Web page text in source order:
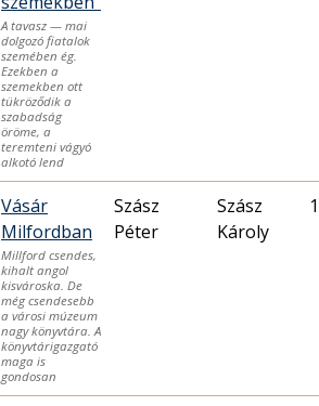
A tavasz — mai
dolgozó fiatalok
szemében ég.
Ezekben a
szemekben ott
tükröződik a
szabadság
öröme, a
teremteni vágyó
alkotó lend
Vásár
Milfordban
Millford csendes,
kihalt angol
kisvároska. De
még csendesebb
a városi múzeum
nagy könyvtára. A
könyvtárigazgató
maga is
gondosan
Szász
Péter
Szász
Károly